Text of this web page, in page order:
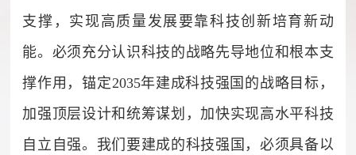
支撑，实现高质量发展要靠科技创新培育新动
能。必须充分认识科技的战略先导地位和根本支
撑作用，锚定2035年建成科技强国的战略目标，
加强顶层设计和统筹谋划，加快实现高水平科技
自立自强。我们要建成的科技强国，必须具备以